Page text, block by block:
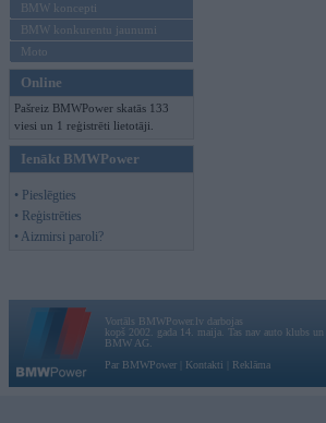
BMW koncepti
BMW konkurentu jaunumi
Moto
Online
Pašreiz BMWPower skatās 133
viesi un 1 reģistrēti lietotāji.
Ienākt BMWPower
• Pieslēgties
• Reģistrēties
• Aizmirsi paroli?
Vortāls BMWPower.lv darbojas
kopš 2002. gada 14. maija. Tas nav auto klubs
BMW AG.
Par BMWPower
Kontakti Reklāma